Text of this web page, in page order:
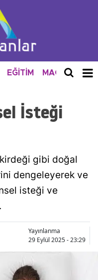
EĞİTİM MAGAZİN
İsteği
gibi doğal
dengeleyerek ve
isteği ve
Yayınlanma
29 Eylül 2025 - 23:29